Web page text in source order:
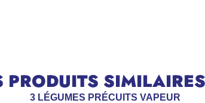
PRODUITS SIMILAIRES
3 LÉGUMES PRÉCUITS VAPEUR